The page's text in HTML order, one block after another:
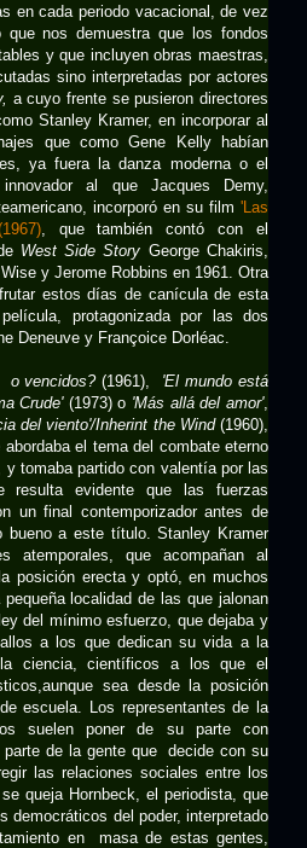
en cada periodo vacacional, de vez
nos demuestra que los fondos
y que incluyen obras maestras,
sino interpretadas por actores
a cuyo frente se pusieron directores
Stanley Kramer, en incorporar al
que como Gene Kelly habían
ya fuera la danza moderna o el
al que Jacques Demy,
incorporó en su film 'Las
, que también contó con el
West Side Story George Chakiris,
y Jerome Robbins en 1961. Otra
estos días de canícula de esta
protagonizada por las dos
Deneuve y Françoice Dorléac.
o vencidos?(1961), 'El mundo está
Crude'(1973) o 'Más allá del amor',
del viento'/Inherint the Wind(1960),
el tema del combate eterno
tomaba partido con valentía por las
resulta evidente que las fuerzas
un final contemporizador antes de
a este título. Stanley Kramer
atemporales, que acompañan al
posición erecta y optó, en muchos
localidad de las que jalonan
del mínimo esfuerzo, que dejaba y
a los que dedican su vida a la
ciencia, científicos a los que el
sea desde la posición
escuela. Los representantes de la
suelen poner de su parte con
parte de la gente que decide con su
las relaciones sociales entre los
queja Hornbeck, el periodista, que
democráticos del poder, interpretado
en masa de estas gentes,